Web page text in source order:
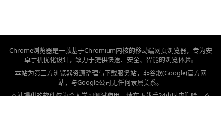
Chrome浏览器是一款基于Chromium内核的移动端网页浏览器，专为安
卓手机优化设计，致力于提供快速、安全、智能的浏览体验。
本站为第三方浏览器资源整理与下载服务站，非谷歌(Google)官方网
站，与Google公司无任何隶属关系。
本站提供的软件仅为个人学习测试使用，请在下载后24小时内删除，不